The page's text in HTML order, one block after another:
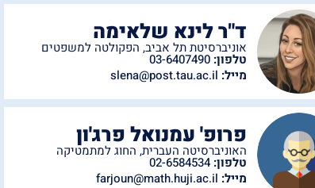
ד"ר לינא שלאימה
אוניברסיטת תל אביב, הפקולטה למשפטים
טלפון:
מייל: slena@post.tau.ac.il
פרופ' עמנואל פרג'ון
האוניברסיטה העברית, החוג למתמטיקה
טלפון:
מייל: farjoun@math.huji.ac.il